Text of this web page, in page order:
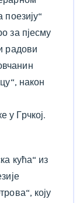
за пјесму
радови
након
у Грчкој.
кућа“ из
коју